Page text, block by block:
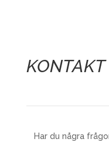
KONTAKT
Har du några